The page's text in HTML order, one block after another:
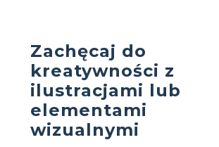
Zachęcaj do
kreatywności z
ilustracjami lub
elementami
wizualnymi